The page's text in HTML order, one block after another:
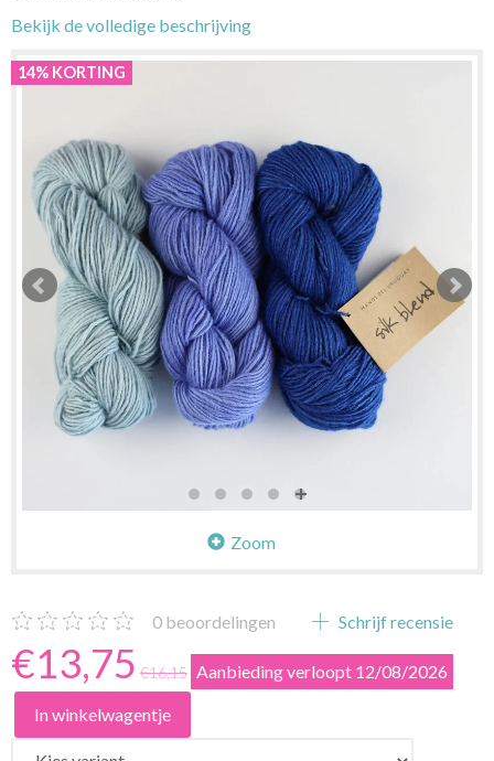
Bekijk de volledige beschrijving
14% KORTING
Zoom
0 beoordelingen Schrijf recensie
€13,75 €16,15 Aanbieding verloopt 12/08/2026
In winkelwagentje